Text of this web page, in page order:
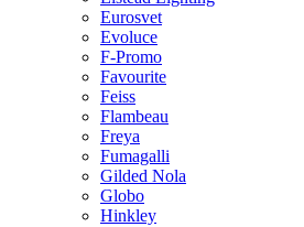
Eurosvet
Evoluce
F-Promo
Favourite
Feiss
Flambeau
Freya
Fumagalli
Gilded Nola
Globo
Hinkley